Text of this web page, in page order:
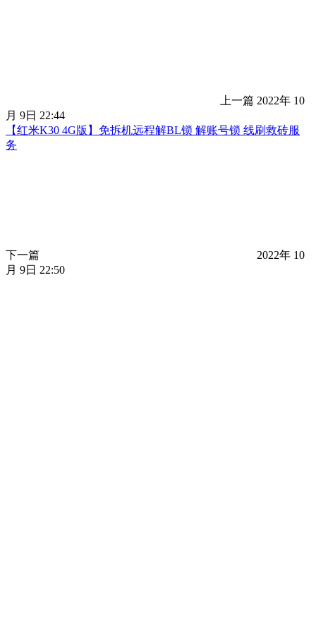
上一篇 2022年 10
月 9日 22:44
【红米K30 4G版】免拆机远程解BL锁 解账号锁 线刷救砖服
务
下一篇
2022年 10
月 9日 22:50